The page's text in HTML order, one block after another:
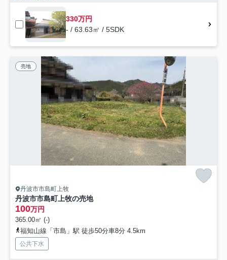
330万円
- / 63.63㎡ / 5SDK
売地
丹波市市島町上牧
丹波市市島町上牧の売地
100万円
365.00㎡ (-)
福知山線「市島」駅 徒歩50分車8分 4.5km
公共下水